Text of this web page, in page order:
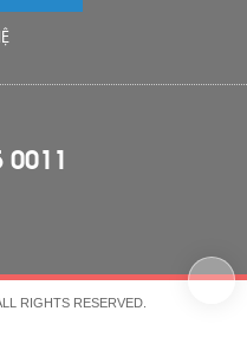
0011
RIGHTS RESERVED.